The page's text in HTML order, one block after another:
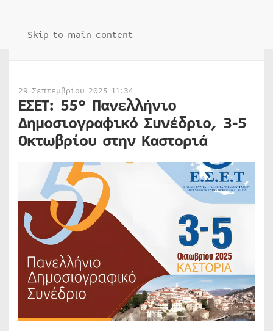
Skip to main content
29 Σεπτεμβρίου 2025 11:34
ΕΣΕΤ: 55° Πανελλήνιο
Δημοσιογραφικό Συνέδριο, 3-5
Οκτωβρίου στην Καστοριά